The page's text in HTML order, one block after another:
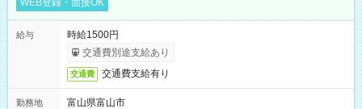
WEB登録・面接OK
給与
時給1500円
交通費別途支給あり
交通費 交通費支給有り
勤務地
富山県富山市